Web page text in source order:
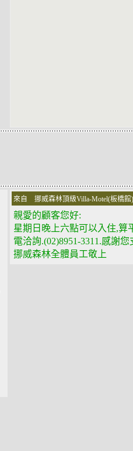
來自 挪威森林頂級Villa-Motel(板
親愛的顧客您好:
星期日晚上六點可以入住,算
電洽詢.(02)8951-3311.感謝
挪威森林全體員工敬上